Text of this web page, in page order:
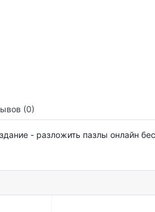
(0)
- разложить пазлы онлайн